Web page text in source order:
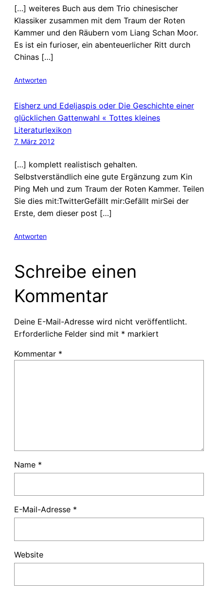
[…] weiteres Buch aus dem Trio chinesischer
Klassiker zusammen mit dem Traum der Roten
Kammer und den Räubern vom Liang Schan Moor.
Es ist ein furioser, ein abenteuerlicher Ritt durch
Chinas […]
Antworten
Eisherz und Edeljaspis oder Die Geschichte einer
glücklichen Gattenwahl « Tottes kleines
Literaturlexikon
7. März 2012
[…] komplett realistisch gehalten.
Selbstverständlich eine gute Ergänzung zum Kin
Ping Meh und zum Traum der Roten Kammer. Teilen
Sie dies mit:TwitterGefällt mir:Gefällt mirSei der
Erste, dem dieser post […]
Antworten
Schreibe einen
Kommentar
Deine E-Mail-Adresse wird nicht veröffentlicht.
Erforderliche Felder sind mit * markiert
Kommentar *
Name *
E-Mail-Adresse *
Website